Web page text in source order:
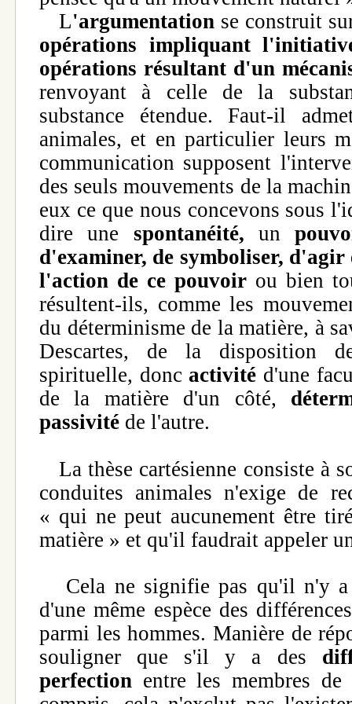
L'argumentation se construit
opérations impliquant
opérations résultant d'un
renvoyant à celle de la
substance étendue. Faut-il
animales, et en particulier leurs
communication supposent
des seuls mouvements de la
eux ce que nous concevons sous
dire une spontanéité, un
d'examiner, de symboliser, d'agir
l'action de ce pouvoir ou bien
résultent-ils, comme les
du déterminisme de la matière, à
Descartes, de la disposition
spirituelle, donc activité d'une
de la matière d'un côté,
passivité de l'autre.
La thèse cartésienne consiste à
conduites animales n'exige de
« qui ne peut aucunement être
matière » et qu'il faudrait appeler
Cela ne signifie pas qu'il n'y a
d'une même espèce des
parmi les hommes. Manière de
souligner que s'il y a des
perfection entre les membres de